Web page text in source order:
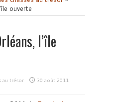
ouverte
l’île
au trésor
30 août 2011